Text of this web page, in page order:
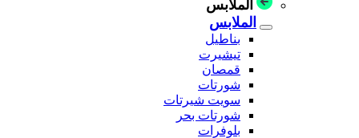
الملابس
الملابس
بناطيل
تيشيرت
قمصان
شورتات
سويت شيرتات
شورتات بحر
بلوفرات